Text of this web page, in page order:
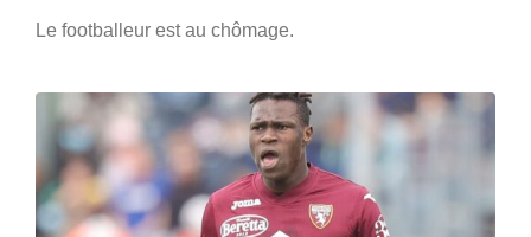
Le footballeur est au chômage.